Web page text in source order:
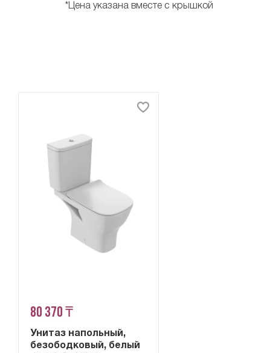
*Цена указана вместе с крышкой
80 370 ₸
Унитаз напольный,
безободковый, белый